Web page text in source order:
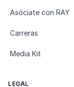
Asóciate con RAY
Carreras
Media Kit
LEGAL